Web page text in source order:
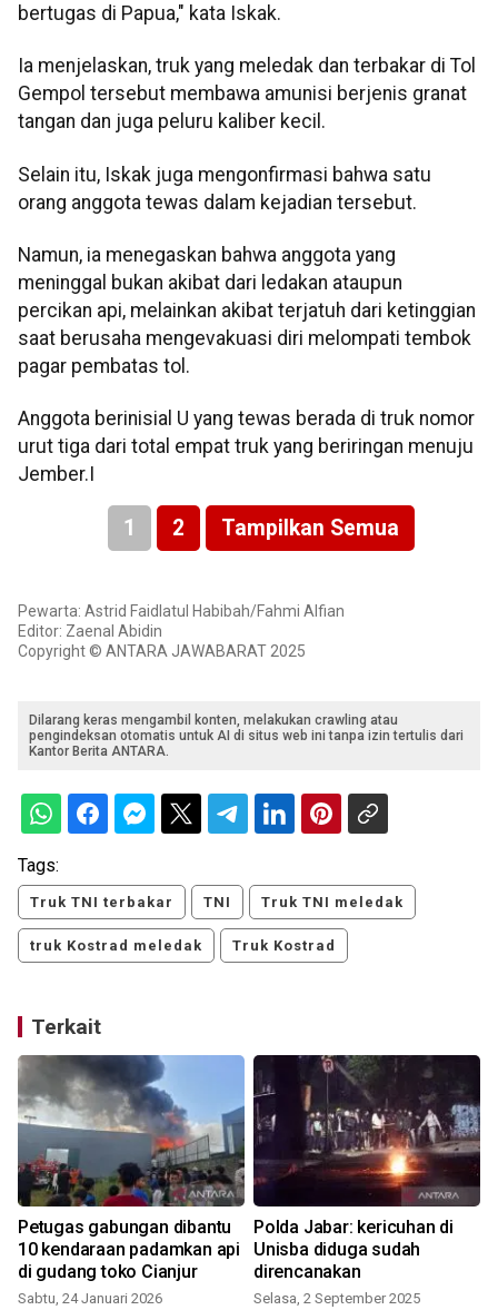
bertugas di Papua," kata Iskak.
Ia menjelaskan, truk yang meledak dan terbakar di Tol
Gempol tersebut membawa amunisi berjenis granat
tangan dan juga peluru kaliber kecil.
Selain itu, Iskak juga mengonfirmasi bahwa satu
orang anggota tewas dalam kejadian tersebut.
Namun, ia menegaskan bahwa anggota yang
meninggal bukan akibat dari ledakan ataupun
percikan api, melainkan akibat terjatuh dari ketinggian
saat berusaha mengevakuasi diri melompati tembok
pagar pembatas tol.
Anggota berinisial U yang tewas berada di truk nomor
urut tiga dari total empat truk yang beriringan menuju
Jember.I
1 2 Tampilkan Semua
Pewarta: Astrid Faidlatul Habibah/Fahmi Alfian
Editor: Zaenal Abidin
Copyright © ANTARA JAWABARAT 2025
Dilarang keras mengambil konten, melakukan crawling atau
pengindeksan otomatis untuk AI di situs web ini tanpa izin tertulis dari
Kantor Berita ANTARA.
Tags:
Truk TNI terbakar TNI Truk TNI meledak
truk Kostrad meledak Truk Kostrad
Terkait
Petugas gabungan dibantu
10 kendaraan padamkan api
di gudang toko Cianjur
Sabtu, 24 Januari 2026
Polda Jabar: kericuhan di
Unisba diduga sudah
direncanakan
Selasa, 2 September 2025